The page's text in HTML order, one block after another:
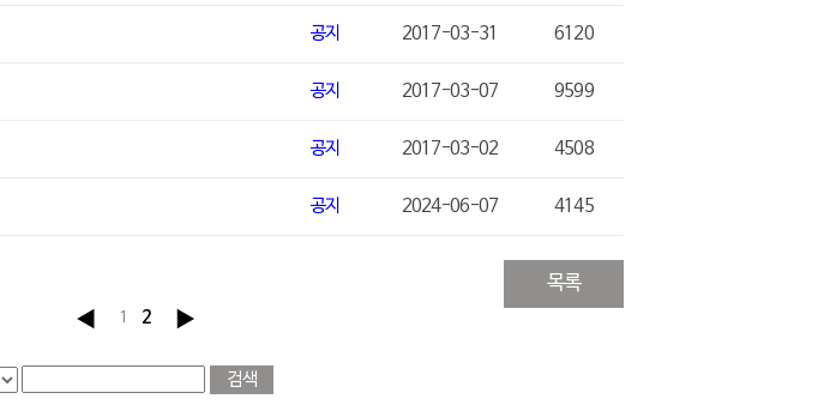
공지 2017-03-31 6120
공지 2017-03-07 9599
공지 2017-03-02 4508
공지 2024-06-07 4145
목록
1 2
검색